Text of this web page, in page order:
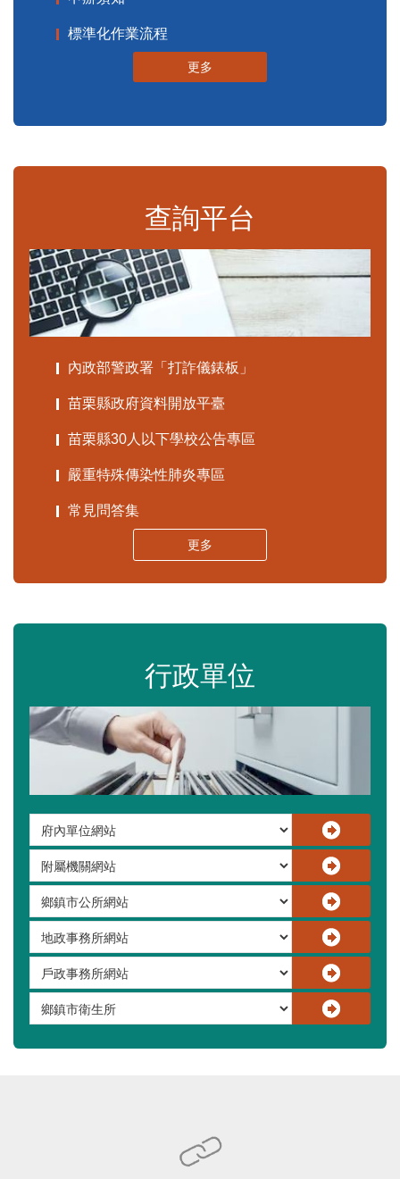
標準化作業流程
更多
查詢平台
內政部警政署「打詐儀錶板」
苗栗縣政府資料開放平臺
苗栗縣30人以下學校公告專區
嚴重特殊傳染性肺炎專區
常見問答集
更多
行政單位